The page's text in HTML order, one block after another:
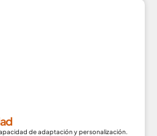
de adaptación y personalización.